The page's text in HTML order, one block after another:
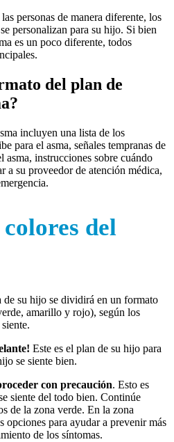
personas de manera diferente, los
personalizan para su hijo. Si bien
es un poco diferente, todos
del plan de
incluyen una lista de los
para el asma, señales tempranas de
asma, instrucciones sobre cuándo
a su proveedor de atención médica,
del
de su hijo se dividirá en un formato
amarillo y rojo), según los
Este es el plan de su hijo para
se siente bien.
con precaución. Esto es
siente del todo bien. Continúe
de la zona verde. En la zona
opciones para ayudar a prevenir más
de los síntomas.